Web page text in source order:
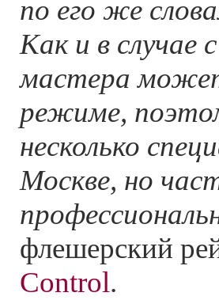
по его же
Как и в случае
мастера
режиме,
несколько
Москве, но
флешерский
Control.